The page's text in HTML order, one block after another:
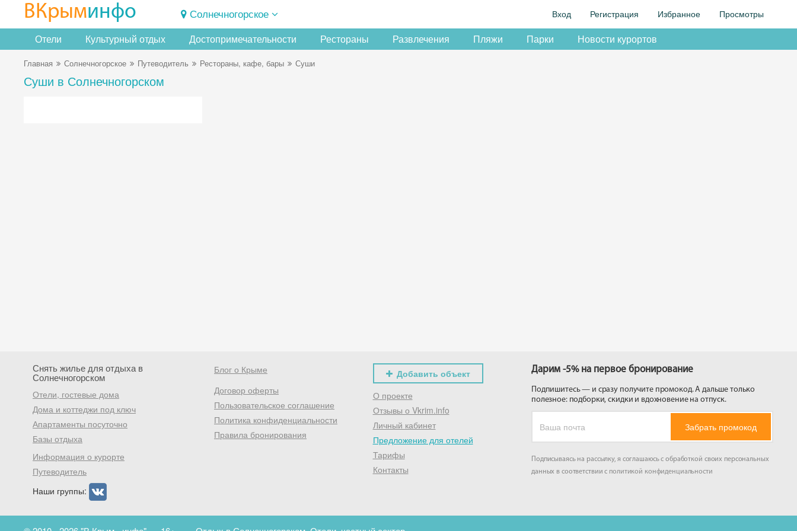
ВКрыминфо Солнечногорское Вход Регистрация Избранное Просмотры
Отели Культурный отдых Достопримечательности Рестораны Развлечения Пляжи Парки Новости курортов
Главная Солнечногорское Путеводитель Рестораны, кафе, бары Суши
Суши в Солнечногорском
Снять жилье для отдыха в
Солнечногорском
Отели, гостевые дома
Дома и коттеджи под ключ
Апартаменты посуточно
Базы отдыха
Информация о курорте
Путеводитель
Наши группы:
Блог о Крыме
Договор оферты
Пользовательское соглашение
Политика конфиденциальности
Правила бронирования
Добавить объект
О проекте
Отзывы о Vkrim.info
Личный кабинет
Предложение для отелей
Тарифы
Контакты
Дарим -5% на первое бронирование
Подпишитесь — и сразу получите промокод. А дальше только
полезное: подборки, скидки и вдохновение на отпуск.
Забрать промокод
Подписываясь на рассылку, я соглашаюсь с обработкой своих персональных
данных в соответствии с политикой конфиденциальности